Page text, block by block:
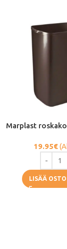
Marplast
19.95€
LISÄÄ